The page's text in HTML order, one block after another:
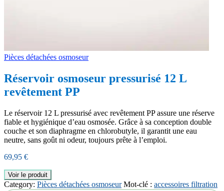
Pièces détachées osmoseur
Réservoir osmoseur pressurisé 12 L
revêtement PP
Le réservoir 12 L pressurisé avec revêtement PP assure une réserve
fiable et hygiénique d’eau osmosée. Grâce à sa conception double
couche et son diaphragme en chlorobutyle, il garantit une eau
neutre, sans goût ni odeur, toujours prête à l’emploi.
69,95 €
Voir le produit
Category: Pièces détachées osmoseur Mot-clé : accessoires filtration